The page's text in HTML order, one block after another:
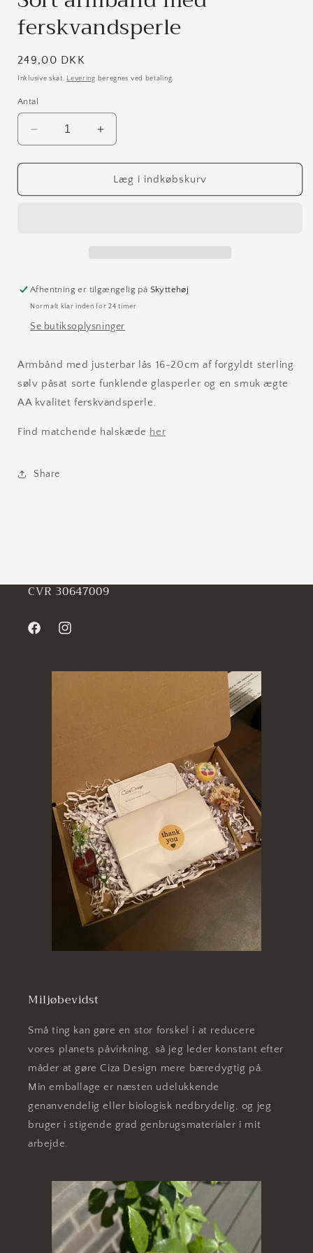
ferskvandsperle
Normalpris
249,00 DKK
Inklusive skat. Levering beregnes ved betaling.
Antal
Reducer
antallet
for
armbånd
Øg
antallet
for
Sort
armbånd
Læg i indkøbskurv
Afhentning er tilgængelig på Skyttehøj
Normalt klar inden for 24 timer
Se butiksoplysninger
Armbånd med justerbar lås 16-20cm af forgyldt sterling
sølv påsat sorte funklende glasperler og en smuk ægte
AA kvalitet ferskvandsperle.
Find matchende halskæde her
Share
CVR 30647009
FacebookInstagram
Miljøbevidst
Små ting kan gøre en stor forskel i at reducere
vores planets påvirkning, så jeg leder konstant efter
måder at gøre Ciza Design mere bæredygtig på.
Min emballage er næsten udelukkende
genanvendelig eller biologisk nedbrydelig, og jeg
bruger i stigende grad genbrugsmaterialer i mit
arbejde.